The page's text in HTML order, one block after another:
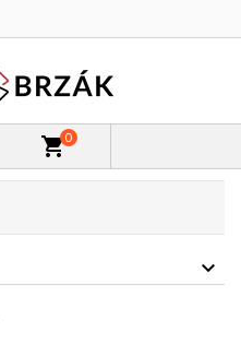
shopping_cart0